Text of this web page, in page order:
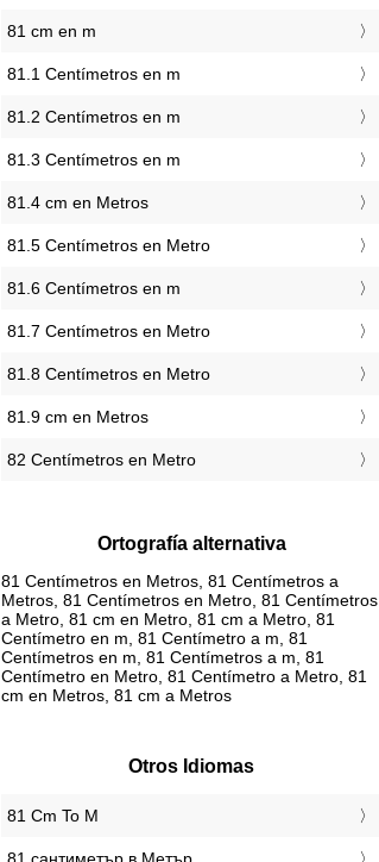
81 cm en m
81.1 Centímetros en m
81.2 Centímetros en m
81.3 Centímetros en m
81.4 cm en Metros
81.5 Centímetros en Metro
81.6 Centímetros en m
81.7 Centímetros en Metro
81.8 Centímetros en Metro
81.9 cm en Metros
82 Centímetros en Metro
Ortografía alternativa
81 Centímetros en Metros, 81 Centímetros a
Metros, 81 Centímetros en Metro, 81 Centímetros
a Metro, 81 cm en Metro, 81 cm a Metro, 81
Centímetro en m, 81 Centímetro a m, 81
Centímetros en m, 81 Centímetros a m, 81
Centímetro en Metro, 81 Centímetro a Metro, 81
cm en Metros, 81 cm a Metros
Otros Idiomas
‎81 Cm To M